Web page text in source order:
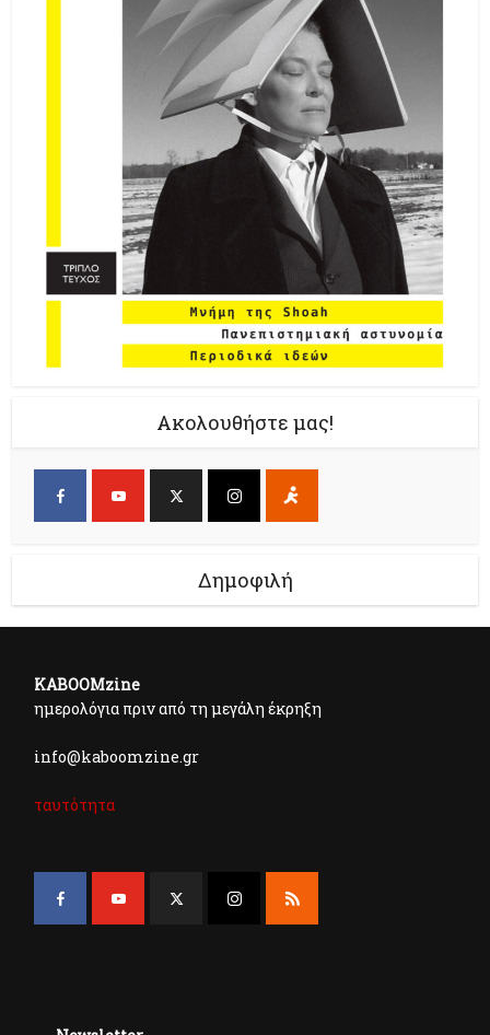
Ακολουθήστε μας!
Δημοφιλή
KABOOMzine
ημερολόγια πριν από τη μεγάλη έκρηξη
info@kaboomzine.gr
ταυτότητα